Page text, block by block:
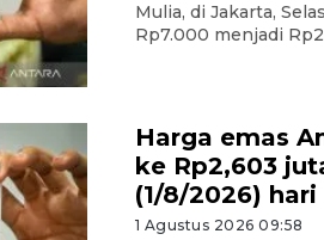
Mulia, di Jakarta,
Rp7.000 menjadi
Harga emas
ke Rp2,603
(1/8/2026) hari
1 Agustus 2026 09:58
12 Juni